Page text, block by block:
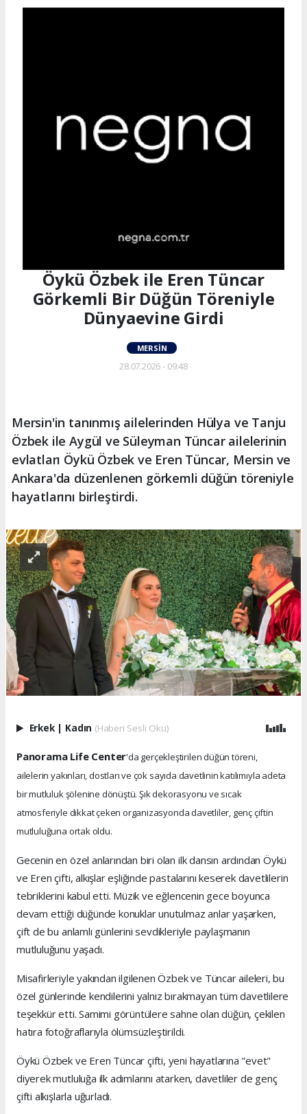
Öykü Özbek ile Eren Tüncar
Görkemli Bir Düğün Töreniyle
Dünyaevine Girdi
MERSIN
28.07.2026 - 09:48
Mersin'in tanınmış ailelerinden Hülya ve Tanju
Özbek ile Aygül ve Süleyman Tüncar ailelerinin
evlatları Öykü Özbek ve Eren Tüncar, Mersin ve
Ankara'da düzenlenen görkemli düğün töreniyle
hayatlarını birleştirdi.
Erkek | Kadın (Haberi Sesli Oku)
Panorama Life Center'da gerçekleştirilen düğün töreni,
ailelerin yakınları, dostları ve çok sayıda davetlinin katılımıyla adeta
bir mutluluk şölenine dönüştü. Şık dekorasyonu ve sıcak
atmosferiyle dikkat çeken organizasyonda davetliler, genç çiftin
mutluluğuna ortak oldu.
Gecenin en özel anlarından biri olan ilk dansın ardından Öykü
ve Eren çifti, alkışlar eşliğinde pastalarını keserek davetlilerin
tebriklerini kabul etti. Müzik ve eğlencenin gece boyunca
devam ettiği düğünde konuklar unutulmaz anlar yaşarken,
çift de bu anlamlı günlerini sevdikleriyle paylaşmanın
mutluluğunu yaşadı.
Misafirleriyle yakından ilgilenen Özbek ve Tüncar aileleri, bu
özel günlerinde kendilerini yalnız bırakmayan tüm davetlilere
teşekkür etti. Samimi görüntülere sahne olan düğün, çekilen
hatıra fotoğraflarıyla ölümsüzleştirildi.
Öykü Özbek ve Eren Tüncar çifti, yeni hayatlarına "evet"
diyerek mutluluğa ilk adımlarını atarken, davetliler de genç
çifti alkışlarla uğurladı.